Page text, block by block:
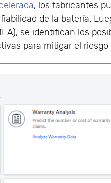
, los fabricantes
de la batería.
se identifican los
para mitigar el riesgo